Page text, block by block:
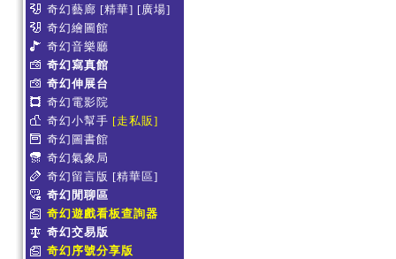
奇幻藝廊 [精華] [廣場]
奇幻繪圖館
奇幻音樂廳
奇幻寫真館
奇幻伸展台
奇幻電影院
奇幻小幫手 [走私販]
奇幻圖書館
奇幻氣象局
奇幻留言版 [精華區]
奇幻閒聊區
奇幻遊戲看板查詢器
奇幻交易版
奇幻序號分享版